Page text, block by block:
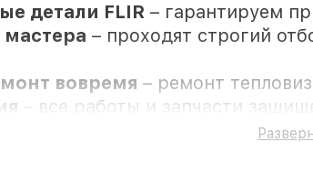
детали FLIR – гарантируем
– проходят строгий
вовремя – ремонт
– все работы и запчасти